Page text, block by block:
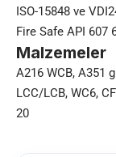
ISO-15848 ve
Fire Safe API 607
Malzemeler
A216 WCB, A351
LCC/LCB, WC6,
20